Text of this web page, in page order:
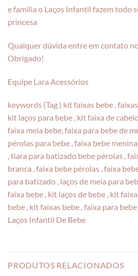
e família o Laços Infantil fazem todo
princesa
Qualquer dúvida entre em contato
Obrigado!
Equipe Lara Acessórios
keywords (Tag ) kit faixas bebe ,
kit laços para bebe , kit faixa de
faixa meia bebe, faixa para bebe de
pérolas para bebe , faixa bebe
, tiara para batizado bebe pérolas ,
branca , faixa bebe pérolas , faixa
para batizado , laços de meia para
faixa bebe , kit laços de bebe , kit
bebe , kit faixas bebe , faixa para
Laços Infantil De Bebe
PRODUTOS RELACIONADOS